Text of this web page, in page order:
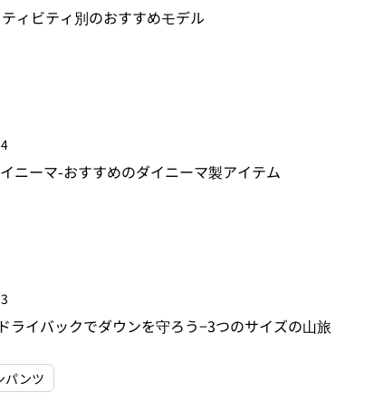
ィビティ別のおすすめモデル
ニーマ-おすすめのダイニーマ製アイテム
ライバックでダウンを守ろう−3つのサイズの山旅
パンツ